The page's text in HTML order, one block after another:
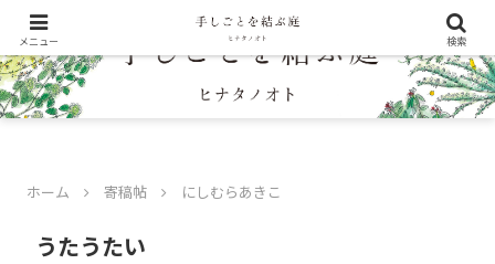
ホーム 寄稿帖 にしむらあきこ
うたうたい
メニュー 検索